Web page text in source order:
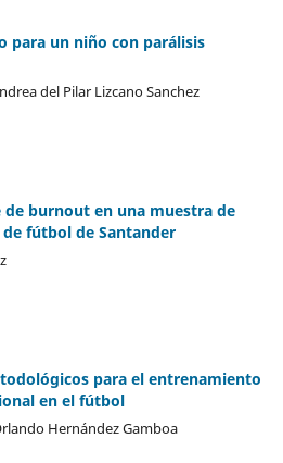
para un niño con parálisis
del Pilar Lizcano Sanchez
burnout en una muestra de
fútbol de Santander
para el entrenamiento
en el fútbol
Hernández Gamboa